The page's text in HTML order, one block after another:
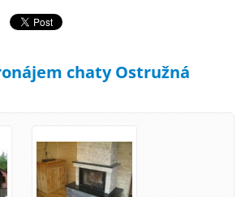
chaty Ostružná